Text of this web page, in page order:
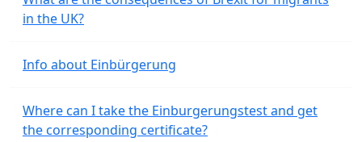
in the UK?
Info about Einbürgerung
Where can I take the Einburgerungstest and get
the corresponding certificate?